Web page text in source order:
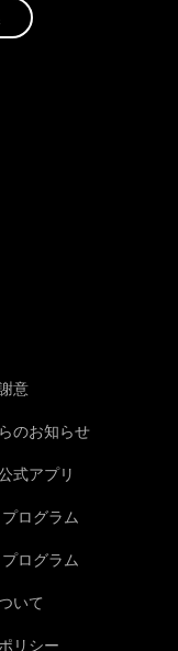
意
のお知らせ
式アプリ
ログラム
ログラム
いて
リシー